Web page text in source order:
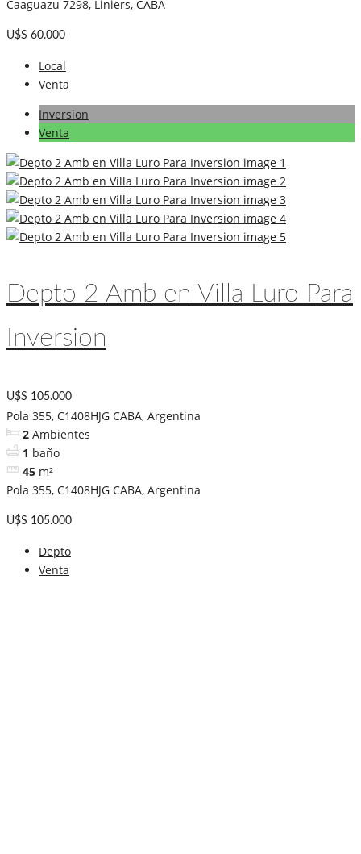
Caaguazu 7298, Liniers, CABA
U$S 60.000
Local
Venta
Inversion
Venta
Depto 2 Amb en Villa Luro Para
Inversion
U$S 105.000
Pola 355, C1408HJG CABA, Argentina
2 Ambientes
1 baño
45 m²
Pola 355, C1408HJG CABA, Argentina
U$S 105.000
Depto
Venta